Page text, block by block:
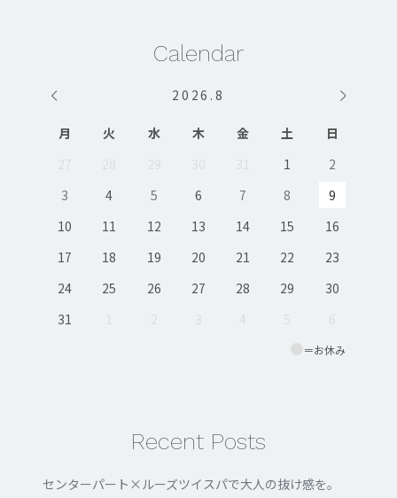
Calendar
2026 .8
＝お休み
月 火 水 木 金 土
日
27
28 29 30 31 1
2
3
4 5 6 7 8
9
10
11 12 13 14 15
16
17
18 19 20 21 22
23
24
25 26 27 28 29
30
31
1 2 3 4 5 6
Recent Posts
センターパート×ルーズツイスパで大人の抜け感を。